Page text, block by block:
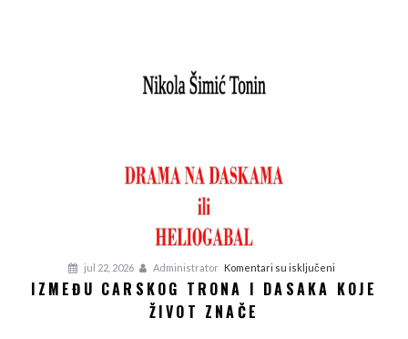
jul 22, 2026 Administrator Komentari su isključenina
Između
IZMEĐU CARSKOG TRONA I DASAKA KOJE
ŽIVOT ZNAČE